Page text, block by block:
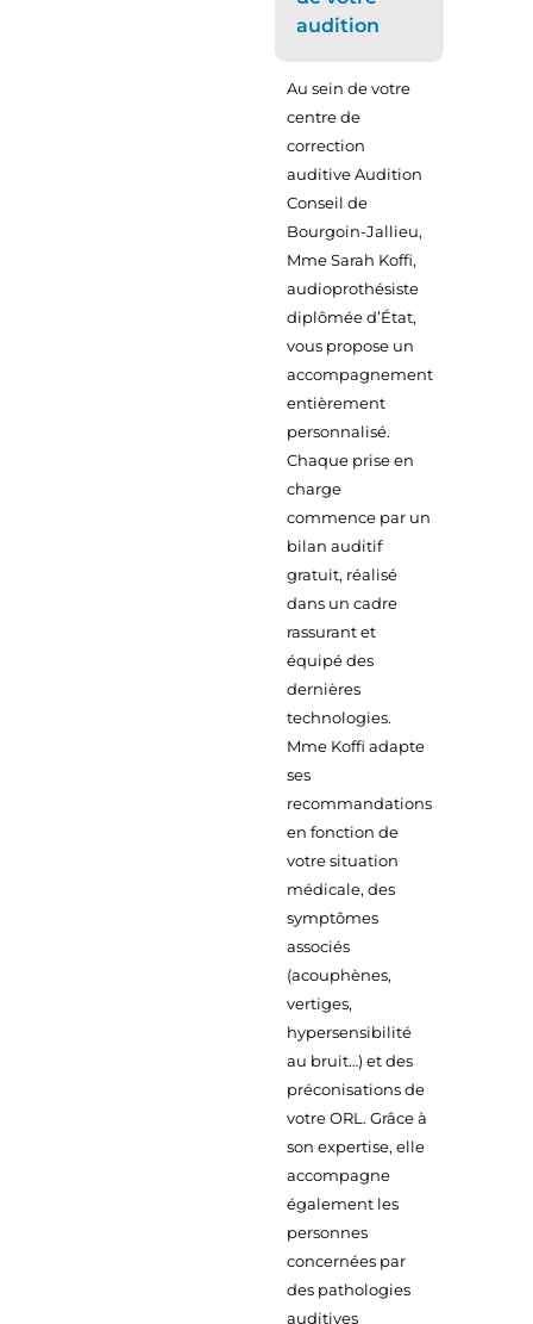
audition
Au sein de votre
centre de
correction
auditive Audition
Conseil de
Bourgoin-Jallieu,
Mme Sarah Koffi,
audioprothésiste
diplômée d’État,
vous propose un
accompagnement
entièrement
personnalisé.
Chaque prise en
charge
commence par un
bilan auditif
gratuit, réalisé
dans un cadre
rassurant et
équipé des
dernières
technologies.
Mme Koffi adapte
ses
recommandations
en fonction de
votre situation
médicale, des
symptômes
associés
(acouphènes,
vertiges,
hypersensibilité
au bruit…) et des
préconisations de
votre ORL. Grâce à
son expertise, elle
accompagne
également les
personnes
concernées par
des pathologies
auditives